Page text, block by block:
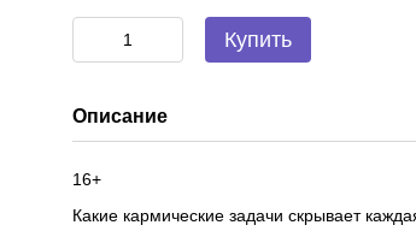
Купить
Описание
16+
Какие кармические задачи скрывает